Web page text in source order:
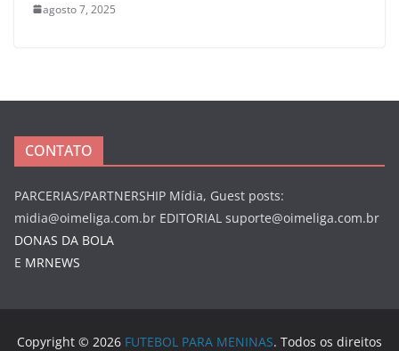
agosto 7, 2025
CONTATO
PARCERIAS/PARTNERSHIP Mídia, Guest posts:
midia@oimeliga.com.br EDITORIAL suporte@oimeliga.com.br
DONAS DA BOLA
E MRNEWS
Copyright © 2026 FUTEBOL PARA MENINAS. Todos os direitos